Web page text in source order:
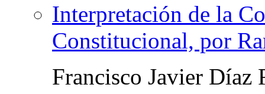
Interpretación de la
Constitucional, por
Francisco Javier Díaz